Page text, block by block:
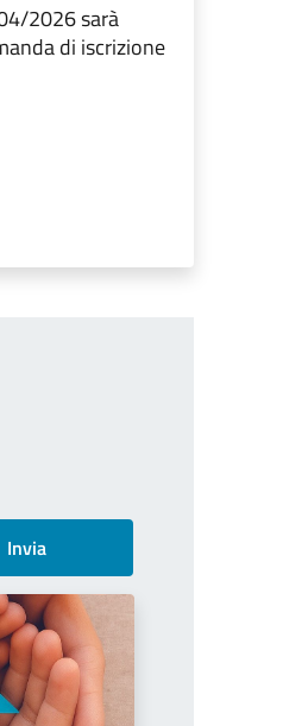
2026 sarà
di iscrizione
Invia